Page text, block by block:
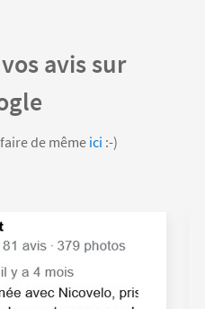
avis sur
de même ici :-)